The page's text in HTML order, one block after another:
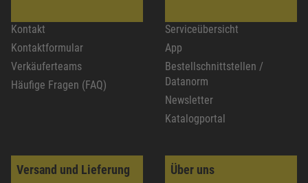
Kontakt
Kontaktformular
Verkäuferteams
Häufige Fragen (FAQ)
Serviceübersicht
App
Bestellschnittstellen /
Datanorm
Newsletter
Katalogportal
Versand und Lieferung Über uns